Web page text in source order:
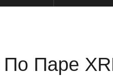
По Паре